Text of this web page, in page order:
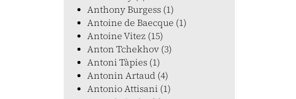
Anthony Burgess (1)
Antoine de Baecque (1)
Antoine Vitez (15)
Anton Tchekhov (3)
Antoni Tàpies (1)
Antonin Artaud (4)
Antonio Attisani (1)